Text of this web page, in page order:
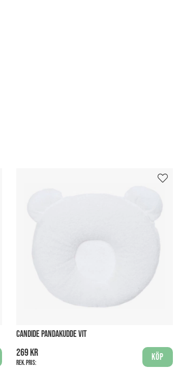
CANDIDE PANDAKUDDE VIT
269 kr
Rek. pris:
Köp